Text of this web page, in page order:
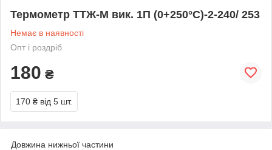
Термометр ТТЖ-М вик. 1П (0+250°С)-2-240/ 253
Немає в наявності
Опт і роздріб
180 ₴
170 ₴ від 5 шт.
Довжина нижньої частини